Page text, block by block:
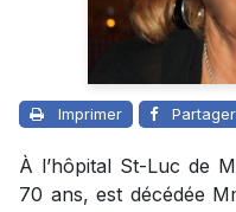
Imprimer Partager
À l’hôpital St-Luc de
70 ans, est décédée